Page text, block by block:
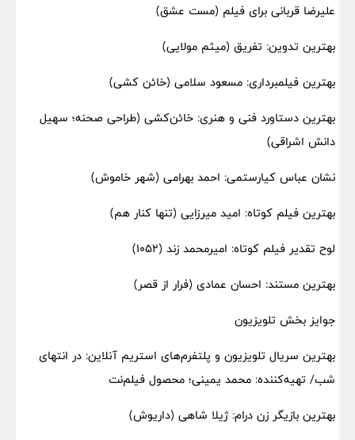
علیرضا قربانی برای فیلم (مست عشق)
بهترین تدوین: تفریق (میثم مولایی)
بهترین فیلمبرداری: مسعود سلامی (خائن کشی)
بهترین دستاورد فنی و هنری: خائن‌کشی (طراحی صحنه؛ سهیل
دانش اشراقی)
نشان عباس کیارستمی: احمد بهرامی (شهر خاموش)
بهترین فیلم کوتاه: امید میرزایی (تنها کنار هم)
لوح تقدیر فیلم کوتاه: امیرمحمد زند (۱۰۵۲)
بهترین مستند: احسان عمادی (فرار از قصر)
جوایز بخش تلویزیون
بهترین سریال تلویزیون و پلتفرم‌های استریم آنلاین: در انتهای
شب/ تهیه‌کننده: محمد یمینی؛ محصول فیلم‌نت
بهترین بازیگر زن درام: ژیلا شاهی (داریوش)